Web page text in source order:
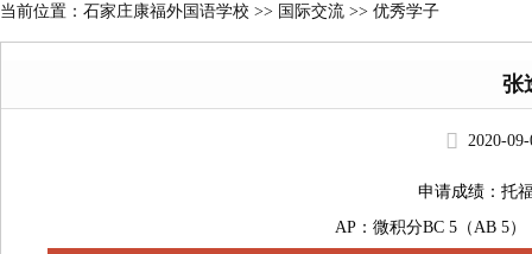
当前位置： 石家庄康福外国语学校 >> 国际交流 >> 优秀学子
张
2020-
申请成绩： 托
AP：微积分BC 5（AB 5